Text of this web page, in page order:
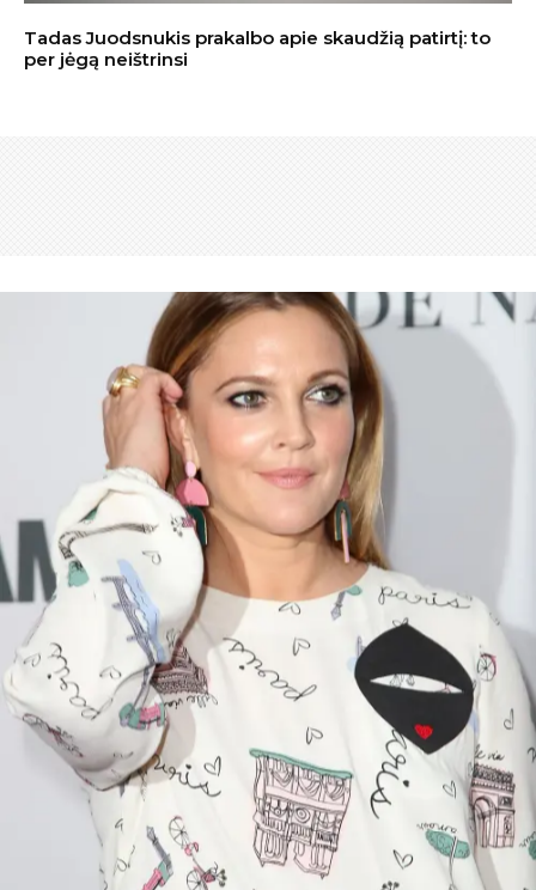
Tadas Juodsnukis prakalbo apie skaudžią patirtį: to
per jėgą neištrinsi